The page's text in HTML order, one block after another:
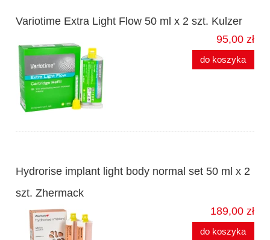
Variotime Extra Light Flow 50 ml x 2 szt. Kulzer
95,00 zł
do koszyka
Hydrorise implant light body normal set 50 ml x 2
szt. Zhermack
189,00 zł
do koszyka